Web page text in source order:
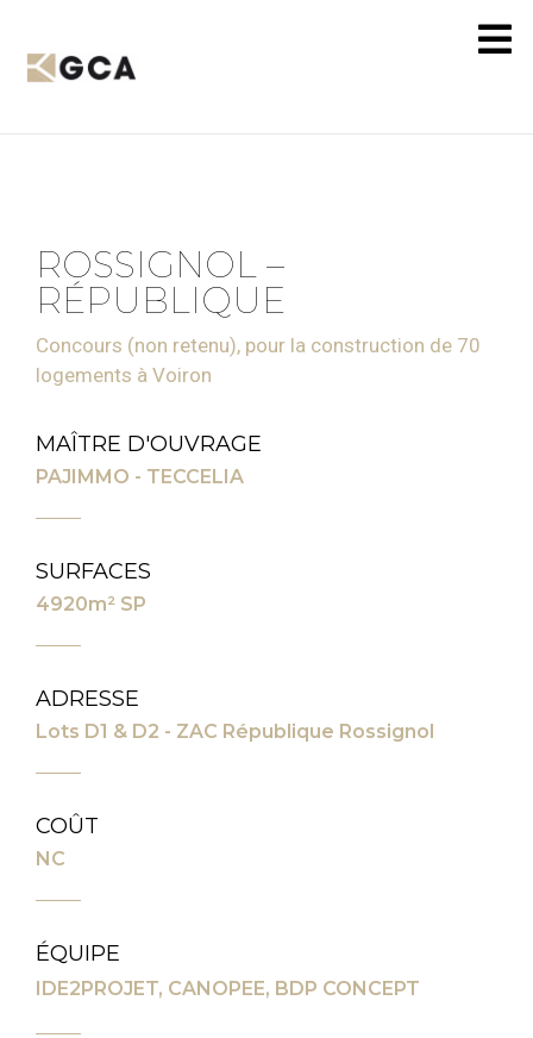
ROSSIGNOL –
RÉPUBLIQUE
Concours (non retenu), pour la construction de 70
logements à Voiron
MAÎTRE D'OUVRAGE
PAJIMMO - TECCELIA
SURFACES
4920m² SP
ADRESSE
Lots D1 & D2 - ZAC République Rossignol
COÛT
NC
ÉQUIPE
IDE2PROJET, CANOPEE, BDP CONCEPT